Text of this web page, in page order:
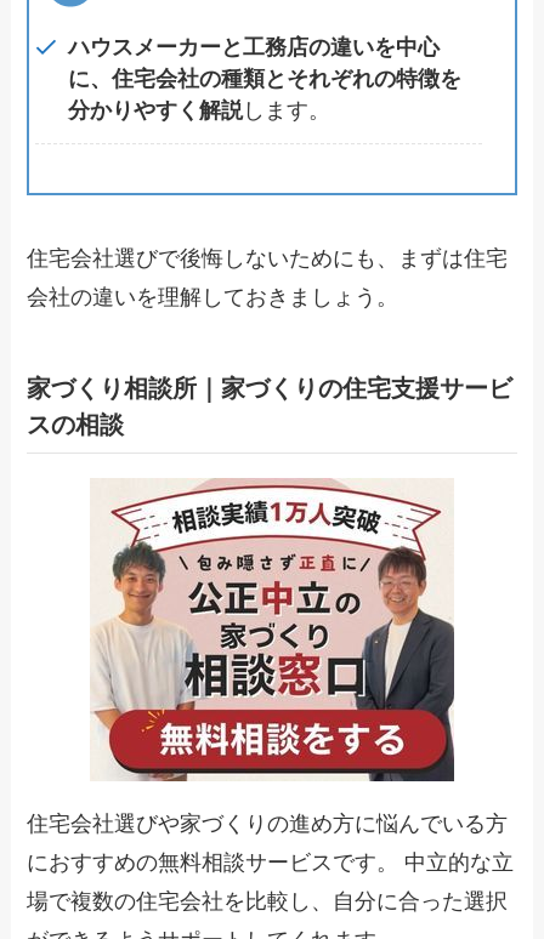
ハウスメーカーと工務店の違いを中心
に、住宅会社の種類とそれぞれの特徴を
分かりやすく解説します。
住宅会社選びで後悔しないためにも、まずは住宅
会社の違いを理解しておきましょう。
家づくり相談所｜家づくりの住宅支援サービ
スの相談
住宅会社選びや家づくりの進め方に悩んでいる方
におすすめの無料相談サービスです。 中立的な立
場で複数の住宅会社を比較し、自分に合った選択